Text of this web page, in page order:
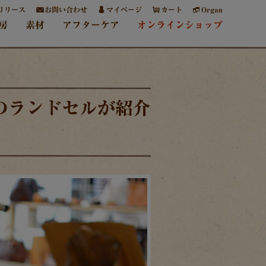
リース お問い合わせ マイページ カート Organ
素材 アフターケア オンラインショップ
ンドセルが紹介